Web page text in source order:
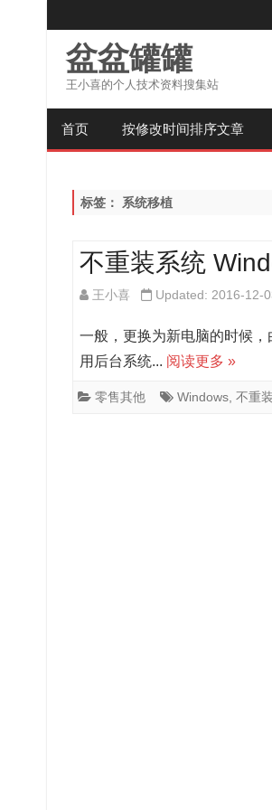
盆盆罐罐
王小喜的个人技术资料搜集站
首页 按修改时间排序文章
标签： 系统移植
不重装系统
王小喜 Updated: 2016-12-
一般，更换为新电脑的时候
用后台系统... 阅读更多 »
零售其他 Windows 不重